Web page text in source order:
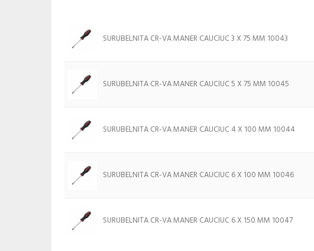
SURUBELNITA CR-VA MANER CAUCIUC 3 X 75 MM 10043
SURUBELNITA CR-VA MANER CAUCIUC 5 X 75 MM 10045
SURUBELNITA CR-VA MANER CAUCIUC 4 X 100 MM 10044
SURUBELNITA CR-VA MANER CAUCIUC 6 X 100 MM 10046
SURUBELNITA CR-VA MANER CAUCIUC 6 X 150 MM 10047